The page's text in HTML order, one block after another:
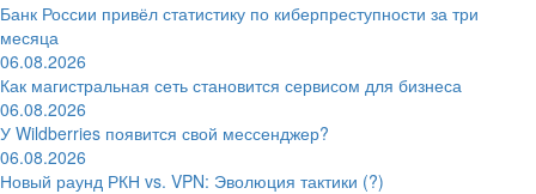
Банк России привёл статистику по киберпреступности за три
месяца
06.08.2026
Как магистральная сеть становится сервисом для бизнеса
06.08.2026
У Wildberries появится свой мессенджер?
06.08.2026
Новый раунд РКН vs. VPN: Эволюция тактики (?)